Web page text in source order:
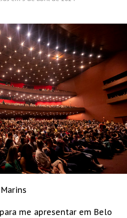
me apresentar em Belo